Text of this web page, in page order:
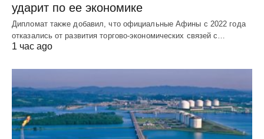
ударит по ее экономике
Дипломат также добавил, что официальные Афины с 2022 года
отказались от развития торгово-экономических связей с…
1 час ago